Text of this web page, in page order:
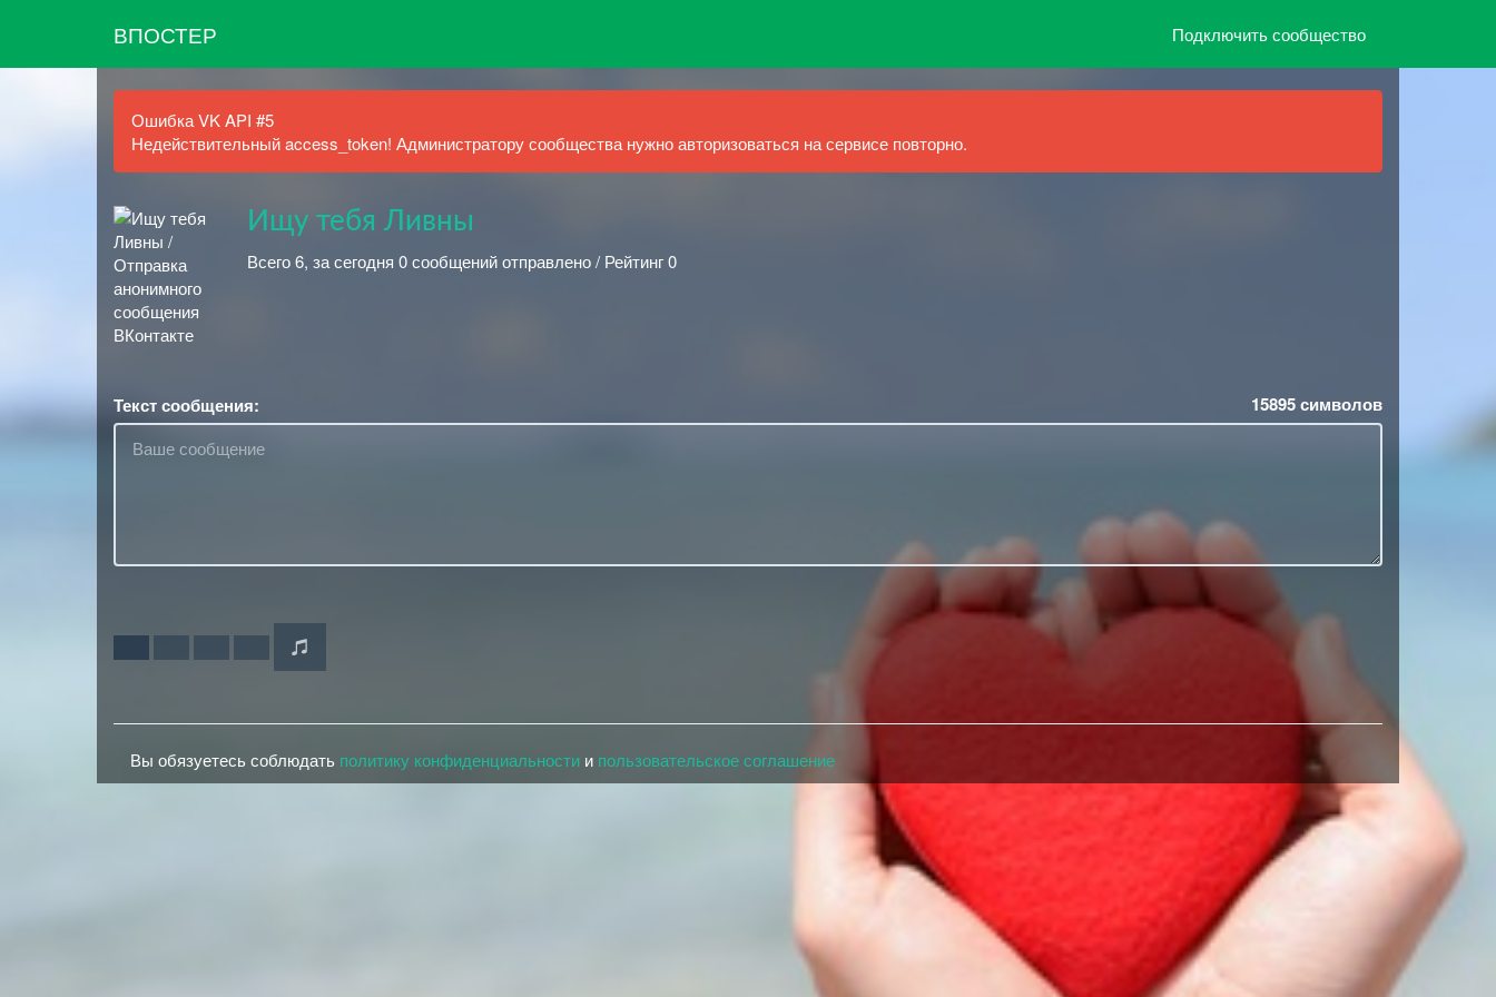
ВПОСТЕР Подключить сообщество
Ошибка VK API #5
Недействительный access_token! Администратору сообщества нужно авторизоваться на сервисе повторно.
Ищу тебя Ливны
Всего 6, за сегодня 0 сообщений отправлено / Рейтинг 0
Текст сообщения: 15895символов
Вы обязуетесь соблюдать политику конфиденциальности и пользовательское соглашение